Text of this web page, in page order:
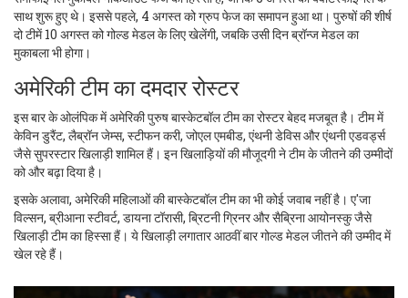
साथ शुरू हुए थे। इससे पहले, 4 अगस्त को ग्रुप फेज का समापन हुआ था। पुरुषों की शीर्ष
दो टीमें 10 अगस्त को गोल्ड मेडल के लिए खेलेंगी, जबकि उसी दिन ब्रॉन्ज मेडल का
मुकाबला भी होगा।
अमेरिकी टीम का दमदार रोस्टर
इस बार के ओलंपिक में अमेरिकी पुरुष बास्केटबॉल टीम का रोस्टर बेहद मजबूत है। टीम में
केविन डुरैंट, लैब्रॉन जेम्स, स्टीफन करी, जोएल एमबीड, एंथनी डेविस और एंथनी एडवर्ड्स
जैसे सुपरस्टार खिलाड़ी शामिल हैं। इन खिलाड़ियों की मौजूदगी ने टीम के जीतने की उम्मीदों
को और बढ़ा दिया है।
इसके अलावा, अमेरिकी महिलाओं की बास्केटबॉल टीम का भी कोई जवाब नहीं है। ए'जा
विल्सन, ब्रीआना स्टीवर्ट, डायना टॉरासी, ब्रिटनी ग्रिनर और सैब्रिना आयोनस्कु जैसे
खिलाड़ी टीम का हिस्सा हैं। ये खिलाड़ी लगातार आठवीं बार गोल्ड मेडल जीतने की उम्मीद में
खेल रहे हैं।